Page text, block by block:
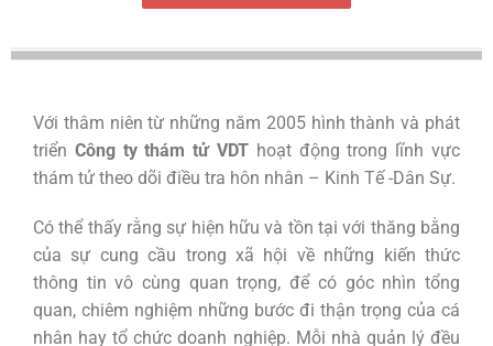
Với thâm niên từ những năm 2005 hình thành và phát
triển Công ty thám tử VDT hoạt động trong lĩnh vực
thám tử theo dõi điều tra hôn nhân – Kinh Tế -Dân Sự.
Có thể thấy rằng sự hiện hữu và tồn tại với thăng bằng
của sự cung cầu trong xã hội về những kiến thức
thông tin vô cùng quan trọng, để có góc nhìn tổng
quan, chiêm nghiệm những bước đi thận trọng của cá
nhân hay tổ chức doanh nghiệp. Mỗi nhà quản lý đều